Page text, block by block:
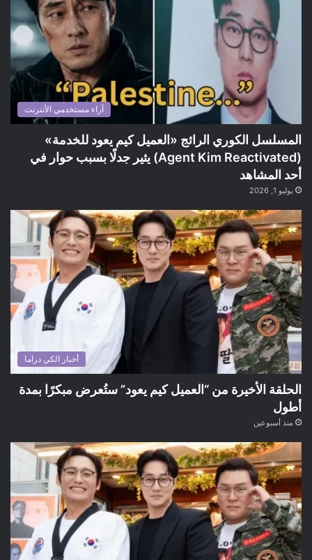
آراء مستخدمي الأنترنت
المسلسل الكوري الرائج «العميل كيم يعود للخدمة»
(Agent Kim Reactivated) يثير جدلًا بسبب حوار في
أحد المشاهد
يوليو 1, 2026
أخبار الكي دراما
الحلقة الأخيرة من “العميل كيم يعود” ستُعرض مبكرًا بمدة
أطول
منذ أسبوعين